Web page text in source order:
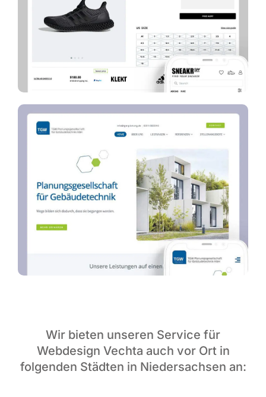
Wir bieten unseren Service für
Webdesign Vechta auch vor Ort in
folgenden Städten in Niedersachsen an: